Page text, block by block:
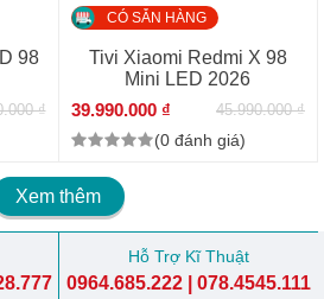
98
₫
CÓ SẴN HÀNG
Tivi Xiaomi Redmi X 98
Mini LED 2026
39.990.000 ₫
45.990.000 ₫
(0 đánh giá)
Xem thêm
Hỗ Trợ Kĩ Thuật
0964.685.222 | 078.4545.111